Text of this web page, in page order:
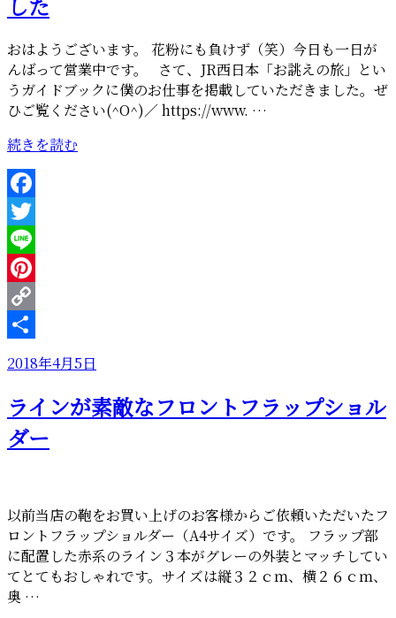
ま
た”
の
おはようございます。 花粉にも負けず（笑）今日も一日が
んばって営業中です。 さて、JR西日本「お誂えの旅」とい
うガイドブックに僕のお仕事を掲載していただきました。ぜ
ひご覧ください(^O^)／ https://www. …
“JR
西
日
本
「お
誂
え
の
旅」
に
載
れ
ま
し
続きを読む
Facebook
Twitter
Line
Pinterest
Copy
Link
投
日:
2018年4月5日
ラインが素敵なフロントフラップショル
ダー
以前当店の鞄をお買い上げのお客様からご依頼いただいたフ
ロントフラップショルダー（A4サイズ）です。 フラップ部
に配置した赤系のライン３本がグレーの外装とマッチしてい
てとてもおしゃれです。サイズは縦３２ｃｍ、横２６ｃｍ、
奥 …